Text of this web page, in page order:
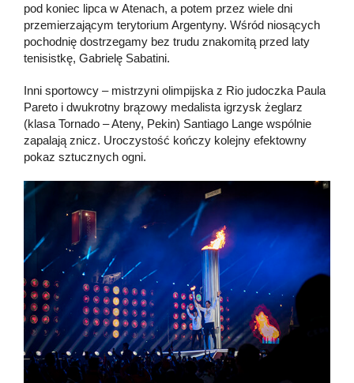
pod koniec lipca w Atenach, a potem przez wiele dni
przemierzającym terytorium Argentyny. Wśród niosących
pochodnię dostrzegamy bez trudu znakomitą przed laty
tenisistkę, Gabrielę Sabatini.
Inni sportowcy – mistrzyni olimpijska z Rio judoczka Paula
Pareto i dwukrotny brązowy medalista igrzysk żeglarz
(klasa Tornado – Ateny, Pekin) Santiago Lange wspólnie
zapalają znicz. Uroczystość kończy kolejny efektowny
pokaz sztucznych ogni.